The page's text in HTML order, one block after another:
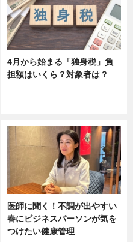
4月から始まる「独身税」負
担額はいくら？対象者は？
医師に聞く！不調が出やすい
春にビジネスパーソンが気を
つけたい健康管理